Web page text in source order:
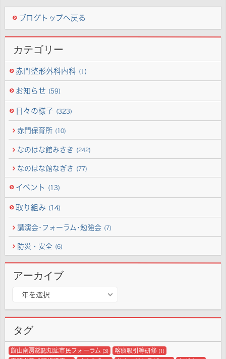
ブログトップへ戻る
カテゴリー
赤門整形外科内科 (1)
お知らせ (59)
日々の様子 (323)
赤門保育所 (10)
なのはな館みさき (242)
なのはな館なぎさ (77)
イベント (13)
取り組み (14)
講演会･フォーラム･勉強会 (7)
防災・安全 (6)
アーカイブ
カ
年を選択
タグ
館山南房総認知症市民フォーラム (3) 喀痰吸引等研修(1)